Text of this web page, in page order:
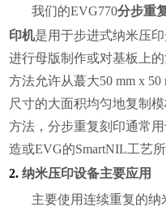
我们的EVG770分步重
印机是用于步进式纳米压
进行母版制作或对基板上
方法允许从蕞大50 mm x
尺寸的大面积均匀地复制
方法，分步重复刻印通常
造或EVG的SmartNIL工艺所
2.纳米压印设备主要应用
主要使用连续重复的